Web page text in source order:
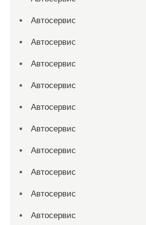
Автосервис
Автосервис
Автосервис
Автосервис
Автосервис
Автосервис
Автосервис
Автосервис
Автосервис
Автосервис